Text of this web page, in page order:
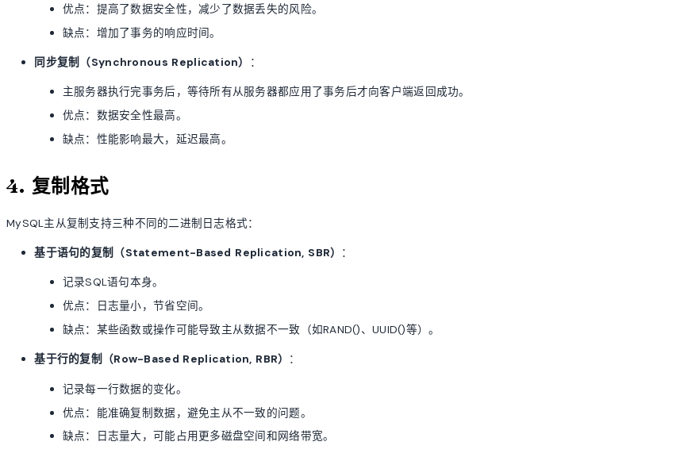
优点：提高了数据安全性，减少了数据丢失的风险。
缺点：增加了事务的响应时间。
同步复制（Synchronous Replication） ：
主服务器执行完事务后，等待所有从服务器都应用了事务后才向客户端返回成功。
优点：数据安全性最高。
缺点：性能影响最大，延迟最高。
4. 复制格式
MySQL主从复制支持三种不同的二进制日志格式：
基于语句的复制（Statement-Based Replication, SBR） ：
记录SQL语句本身。
优点：日志量小，节省空间。
缺点：某些函数或操作可能导致主从数据不一致（如RAND()、UUID()等）。
基于行的复制（Row-Based Replication, RBR） ：
记录每一行数据的变化。
优点：能准确复制数据，避免主从不一致的问题。
缺点：日志量大，可能占用更多磁盘空间和网络带宽。